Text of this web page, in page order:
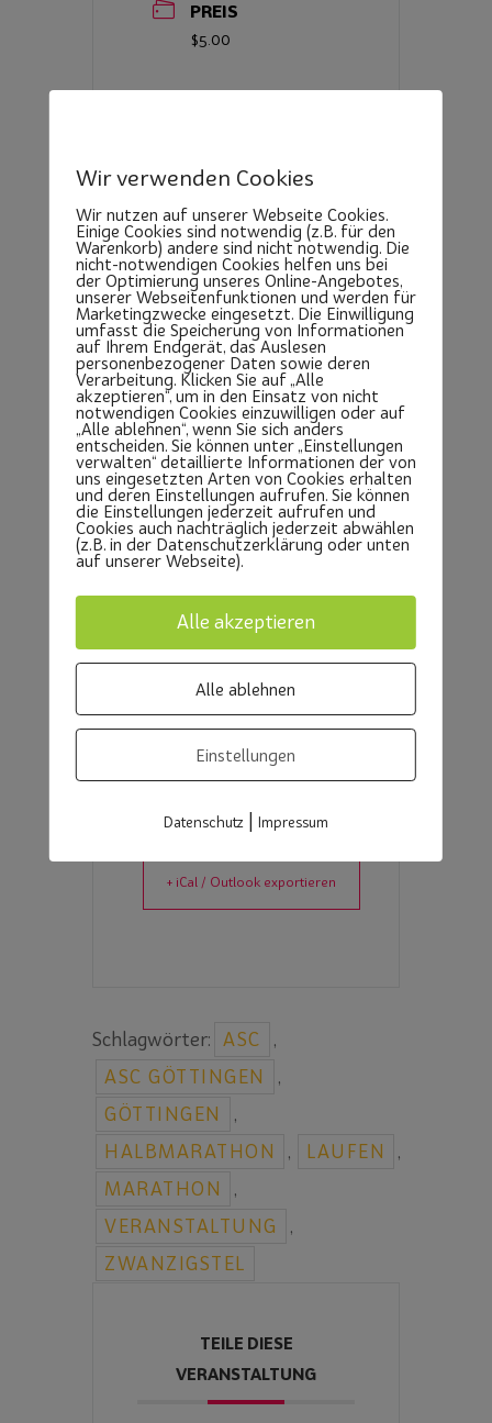
PREIS
$5.00
STANDORT
Sportpark
Jahnstadion
Sandweg 7, 37083
Göttingen
KATEGORIE
+ Zu Google Kalender hinzufügen
+ iCal / Outlook exportieren
Schlagwörter: ASC
,
ASC GÖTTINGEN
,
GÖTTINGEN
,
HALBMARATHON
, LAUFEN
,
MARATHON
,
VERANSTALTUNG
,
ZWANZIGSTEL
TEILE DIESE
VERANSTALTUNG
Wir verwenden Cookies
Wir nutzen auf unserer Webseite Cookies.
Einige Cookies sind notwendig (z.B. für den
Warenkorb) andere sind nicht notwendig. Die
nicht-notwendigen Cookies helfen uns bei
der Optimierung unseres Online-Angebotes,
unserer Webseitenfunktionen und werden für
Marketingzwecke eingesetzt. Die Einwilligung
umfasst die Speicherung von Informationen
auf Ihrem Endgerät, das Auslesen
personenbezogener Daten sowie deren
Verarbeitung. Klicken Sie auf „Alle
akzeptieren“, um in den Einsatz von nicht
notwendigen Cookies einzuwilligen oder auf
„Alle ablehnen“, wenn Sie sich anders
entscheiden. Sie können unter „Einstellungen
verwalten“ detaillierte Informationen der von
uns eingesetzten Arten von Cookies erhalten
und deren Einstellungen aufrufen. Sie können
die Einstellungen jederzeit aufrufen und
Cookies auch nachträglich jederzeit abwählen
(z.B. in der Datenschutzerklärung oder unten
auf unserer Webseite).
Alle akzeptieren
Alle ablehnen
Einstellungen
Datenschutz| Impressum